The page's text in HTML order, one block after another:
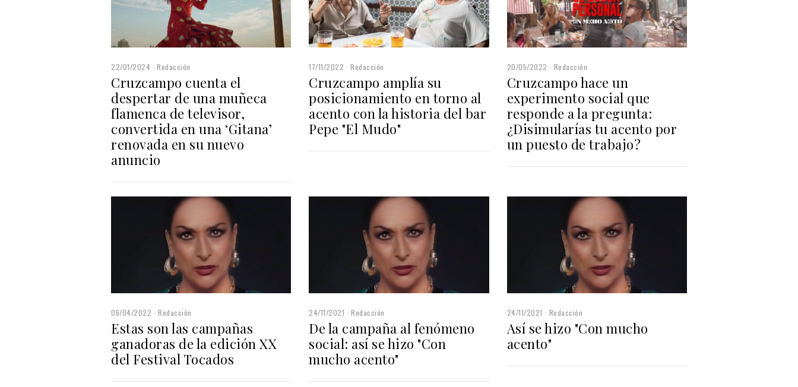
22/01/2024 Redacción
Cruzcampo cuenta el
despertar de una muñeca
flamenca de televisor,
convertida en una ‘Gitana’
renovada en su nuevo
anuncio
17/11/2022 Redacción
Cruzcampo amplía su
posicionamiento en torno al
acento con la historia del bar
Pepe "El Mudo"
20/05/2022 Redacción
Cruzcampo hace un
experimento social que
responde a la pregunta:
¿Disimularías tu acento por
un puesto de trabajo?
06/04/2022 Redacción
Estas son las campañas
ganadoras de la edición XX
del Festival Tocados
24/11/2021 Redacción
De la campaña al fenómeno
social: así se hizo "Con
mucho acento"
24/11/2021 Redacción
Así se hizo "Con mucho
acento"